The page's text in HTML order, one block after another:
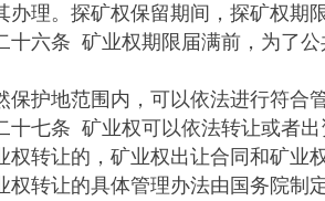
办理。探矿权保留期间，探矿权期
条 矿业权期限届满前，为了公
地范围内，可以依法进行符合管
条 矿业权可以依法转让或者出
让的，矿业权出让合同和矿业权
转让的具体管理办法由国务院制定